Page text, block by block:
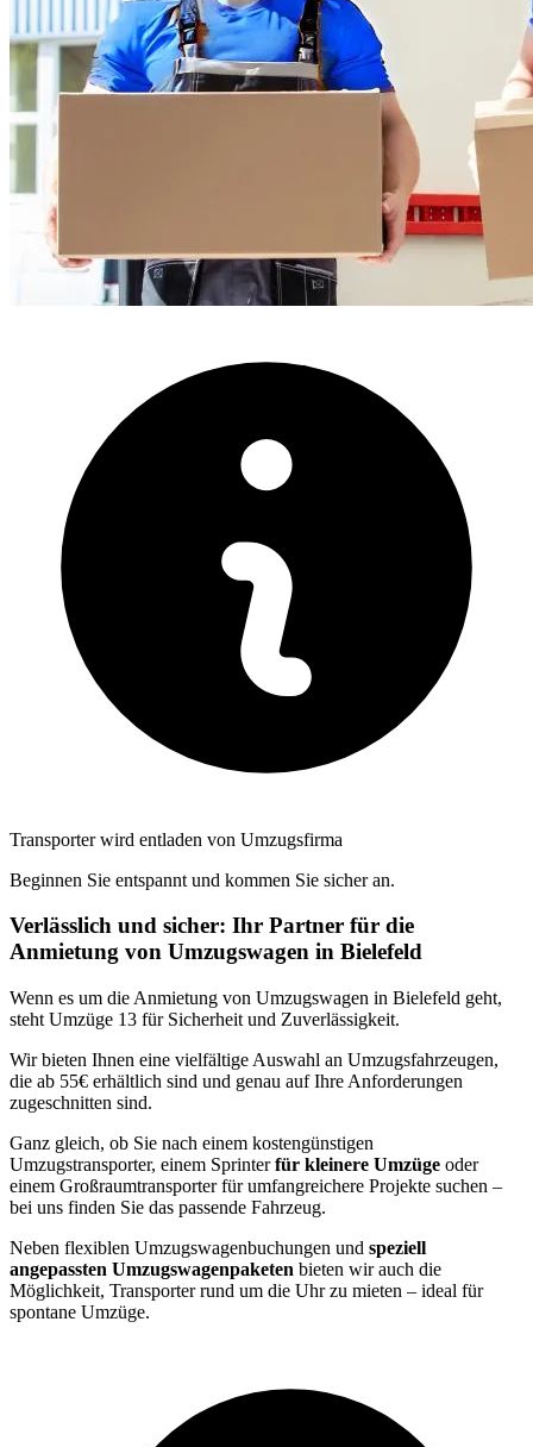
Transporter wird entladen von Umzugsfirma
Beginnen Sie entspannt und kommen Sie sicher an.
Verlässlich und sicher: Ihr Partner für die
Anmietung von Umzugswagen in Bielefeld
Wenn es um die Anmietung von Umzugswagen in Bielefeld geht,
steht Umzüge 13 für Sicherheit und Zuverlässigkeit.
Wir bieten Ihnen eine vielfältige Auswahl an Umzugsfahrzeugen,
die ab 55€ erhältlich sind und genau auf Ihre Anforderungen
zugeschnitten sind.
Ganz gleich, ob Sie nach einem kostengünstigen
Umzugstransporter, einem Sprinterfür kleinere Umzüge oder
einem Großraumtransporter für umfangreichere Projekte suchen –
bei uns finden Sie das passende Fahrzeug.
Neben flexiblen Umzugswagenbuchungen und speziell
angepassten Umzugswagenpaketen bieten wir auch die
Möglichkeit, Transporter rund um die Uhr zu mieten – ideal für
spontane Umzüge.